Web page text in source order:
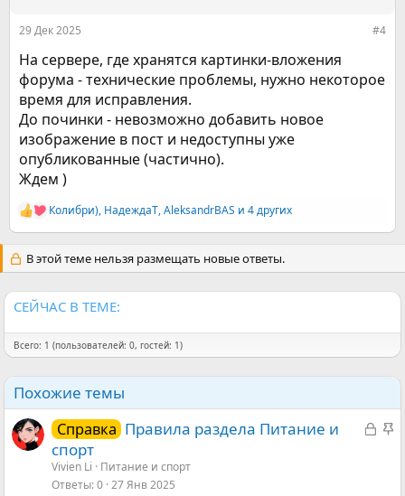
29 Дек 2025 #4
На сервере, где хранятся картинки-вложения
форума - технические проблемы, нужно некоторое
время для исправления.
До починки - невозможно добавить новое
изображение в пост и недоступны уже
опубликованные (частично).
Ждем )
Р
е
к
ц
и
и
Колибри), НадеждаТ,AleksandrBАS и 4 других
В этой теме нельзя размещать новые ответы.
СЕЙЧАС В ТЕМЕ:
Всего: 1 (пользователей: 0, гостей: 1)
Похожие темы
З З
Справка Правила раздела Питание и
спорт
Vivien Li
Питание и спорт
Ответы 0 27 Янв 2025